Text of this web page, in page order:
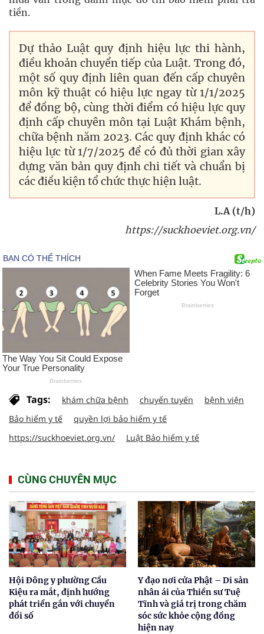
tiền.
Dự thảo Luật quy định hiệu lực thi hành,
điều khoản chuyển tiếp của Luật. Trong đó,
một số quy định liên quan đến cấp chuyên
môn kỹ thuật có hiệu lực ngay từ 1/1/2025
để đồng bộ, cùng thời điểm có hiệu lực quy
định cấp chuyên môn tại Luật Khám bệnh,
chữa bệnh năm 2023. Các quy định khác có
hiệu lực từ 1/7/2025 để có đủ thời gian xây
dựng văn bản quy định chi tiết và chuẩn bị
các điều kiện tổ chức thực hiện luật.
L.A (t/h)
https://suckhoeviet.org.vn/
Tags: khám chữa bệnh chuyển tuyến
bệnh viện
Bảo hiểm y tế
quyền lợi bảo hiểm y tế
https://suckhoeviet.org.vn/
Luật Bảo hiểm y tế
CÙNG CHUYÊN MỤC
Hội Đông y phường Cầu
Kiệu ra mắt, định hướng
phát triển gắn với chuyển
đổi số
Y đạo nơi cửa Phật – Di sản
nhân ái của Thiền sư Tuệ
Tĩnh và giá trị trong chăm
sóc sức khỏe cộng đồng
hiện nay